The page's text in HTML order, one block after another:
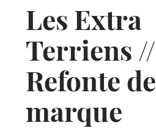
Les Extra
Terriens //
Refonte de
marque